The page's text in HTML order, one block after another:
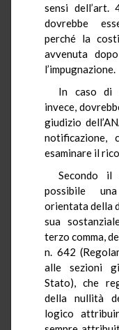
sensi dell’art.
dovrebbe
perché la
avvenuta
l’impugnazione.
In caso di
invece,
giudizio
notificazione,
esaminare il
Secondo il
possibile
orientata della
sua
terzo comma,
n. 642
alle sezioni
Stato), che
della nullità
logico